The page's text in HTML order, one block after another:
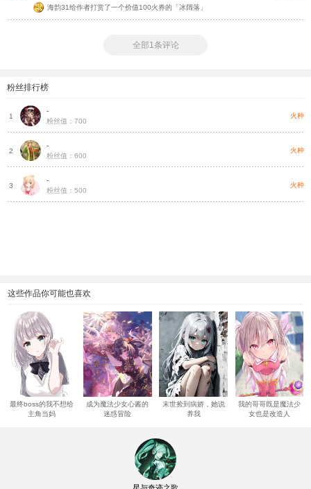
海韵31给作者打赏了一个价值100火券的「冰阔落」
全部1条评论
粉丝排行榜
1
-
粉丝值：700
火种
2
-
粉丝值：600
火种
3
-
粉丝值：500
火种
这些作品你可能也喜欢
最终boss的我不想给
主角当妈
成为魔法少女心酱的
迷惑冒险
末世捡到病娇，她说
养我
我的哥哥既是魔法少
女也是改造人